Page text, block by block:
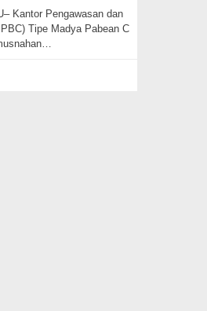
Kantor Pengawasan dan
Tipe Madya Pabean C